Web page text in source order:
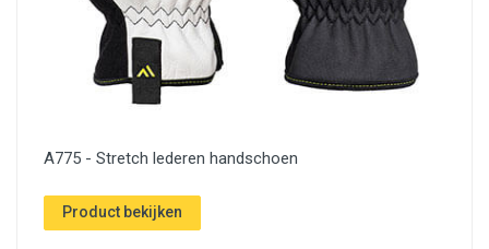
A775 - Stretch lederen handschoen
Product bekijken